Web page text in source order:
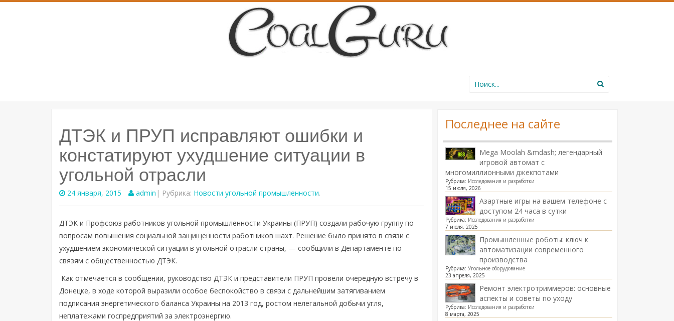
Search
for:
ДТЭК и ПРУП исправляют ошибки и
констатируют ухудшение ситуации в
угольной отрасли
24 января, 2015 admin | Рубрика: Новости угольной промышленности.
ДТЭК и Профсоюз работников угольной промышленности Украины (ПРУП) создали рабочую группу по
вопросам повышения социальной защищенности работников шахт. Решение было принято в связи с
ухудшением экономической ситуации в угольной отрасли страны, — сообщили в Департаменте по
связям с общественностью ДТЭК.
Как отмечается в сообщении, руководство ДТЭК и представители ПРУП провели очередную встречу в
Донецке, в ходе которой выразили особое беспокойство в связи с дальнейшим затягиванием
подписания энергетического баланса Украины на 2013 год, ростом нелегальной добычи угля,
неплатежами госпредприятий за электроэнергию.
Последнее на сайте
Mega Moolah &mdash; легендарный
игровой автомат с
многомиллионными джекпотами
Рубрика: Исследования и разработки
15 июля, 2026
Азартные игры на вашем телефоне с
доступом 24 часа в сутки
Рубрика: Исследования и разработки
7 июля, 2025
Промышленные роботы: ключ к
автоматизации современного
производства
Рубрика: Угольное оборудование
23 апреля, 2025
Ремонт электротриммеров: основные
аспекты и советы по уходу
Рубрика: Исследования и разработки
8 марта, 2025